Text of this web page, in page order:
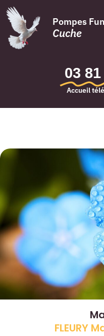
Pompes
Cuche
03
Accueil
FLEURY